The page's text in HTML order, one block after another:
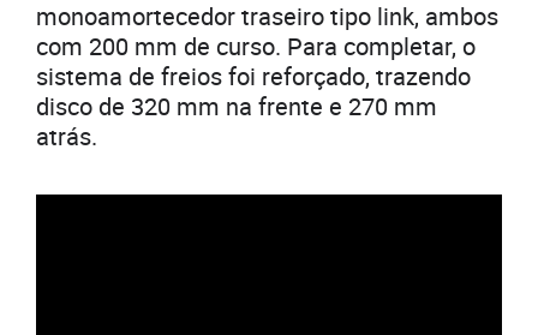
monoamortecedor traseiro tipo link, ambos
com 200 mm de curso. Para completar, o
sistema de freios foi reforçado, trazendo
disco de 320 mm na frente e 270 mm
atrás.